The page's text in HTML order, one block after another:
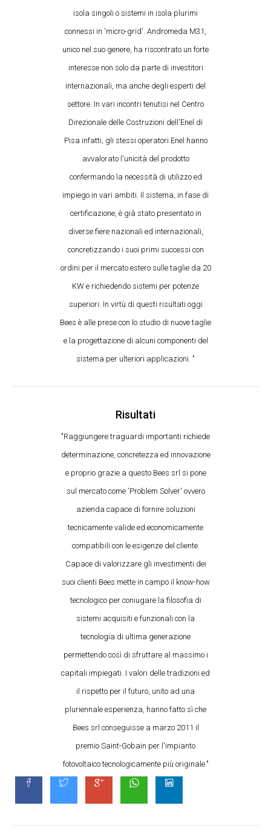
isola singoli o sistemi in isola plurimi
connessi in 'micro-grid'. Andromeda M31,
unico nel suo genere, ha riscontrato un forte
interesse non solo da parte di investitori
internazionali, ma anche degli esperti del
settore. In vari incontri tenutisi nel Centro
Direzionale delle Costruzioni dell'Enel di
Pisa infatti, gli stessi operatori Enel hanno
avvalorato l'unicità del prodotto
confermando la necessità di utilizzo ed
impiego in vari ambiti. Il sistema, in fase di
certificazione, è già stato presentato in
diverse fiere nazionali ed internazionali,
concretizzando i suoi primi successi con
ordini per il mercato estero sulle taglie da 20
KW e richiedendo sistemi per potenze
superiori. In virtù di questi risultati oggi
Bees è alle prese con lo studio di nuove taglie
e la progettazione di alcuni componenti del
sistema per ulteriori applicazioni. "
Risultati
"Raggiungere traguardi importanti richiede
determinazione, concretezza ed innovazione
e proprio grazie a questo Bees srl si pone
sul mercato come 'Problem Solver' ovvero
azienda capace di fornire soluzioni
tecnicamente valide ed economicamente
compatibili con le esigenze del cliente.
Capace di valorizzare gli investimenti dei
suoi clienti Bees mette in campo il know-how
tecnologico per coniugare la filosofia di
sistemi acquisiti e funzionali con la
tecnologia di ultima generazione
permettendo così di sfruttare al massimo i
capitali impiegati. I valori delle tradizioni ed
il rispetto per il futuro, unito ad una
pluriennale esperienza, hanno fatto sì che
Bees srl conseguisse a marzo 2011 il
premio Saint-Gobain per l'impianto
fotovoltaico tecnologicamente più originale."